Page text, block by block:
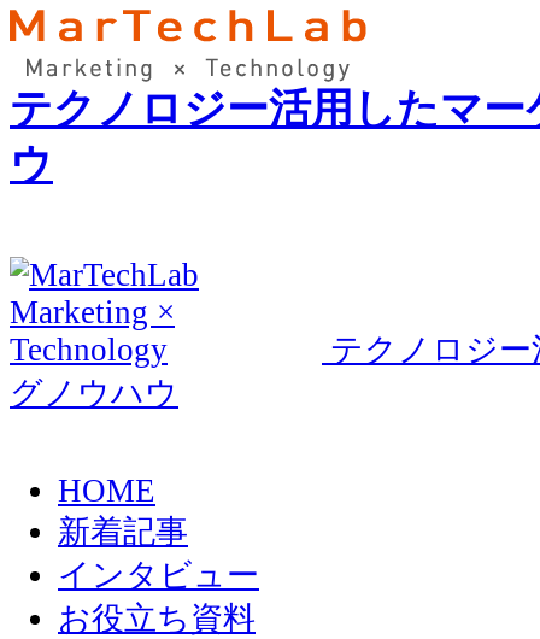
テクノロジー活用したマ
ウ
テクノロジ
グノウハウ
HOME
新着記事
インタビュー
お役立ち資料